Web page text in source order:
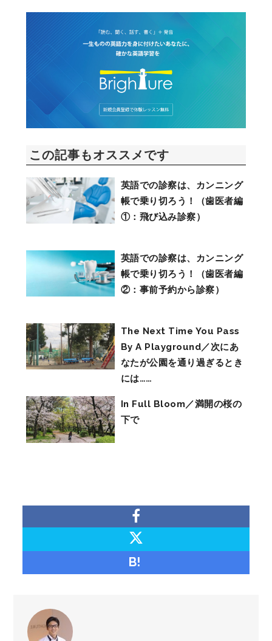
この記事もオススメです
英語での診察は、カンニング
帳で乗り切ろう！（歯医者編
①：飛び込み診察）
英語での診察は、カンニング
帳で乗り切ろう！（歯医者編
②：事前予約から診察）
The Next Time You Pass
By A Playground／次にあ
なたが公園を通り過ぎるとき
には……
In Full Bloom／満開の桜の
下で
B!